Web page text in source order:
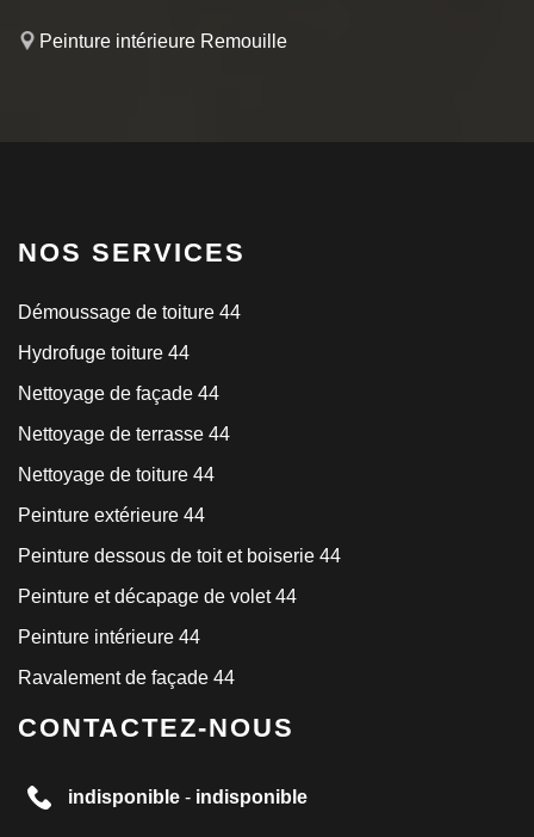
Peinture intérieure Remouille
NOS SERVICES
Démoussage de toiture 44
Hydrofuge toiture 44
Nettoyage de façade 44
Nettoyage de terrasse 44
Nettoyage de toiture 44
Peinture extérieure 44
Peinture dessous de toit et boiserie 44
Peinture et décapage de volet 44
Peinture intérieure 44
Ravalement de façade 44
CONTACTEZ-NOUS
indisponible - indisponible